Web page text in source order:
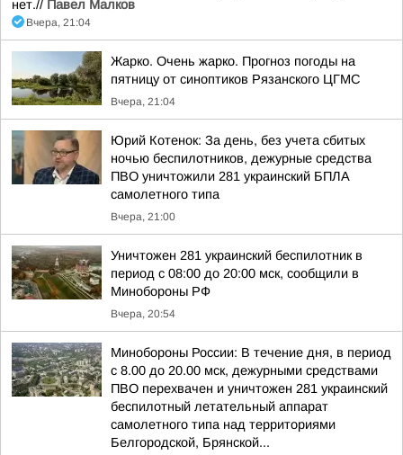
нет.// Павел Малков
Вчера, 21:04
Жарко. Очень жарко. Прогноз погоды на
пятницу от синоптиков Рязанского ЦГМС
Вчера, 21:04
Юрий Котенок: За день, без учета сбитых
ночью беспилотников, дежурные средства
ПВО уничтожили 281 украинский БПЛА
самолетного типа
Вчера, 21:00
Уничтожен 281 украинский беспилотник в
период с 08:00 до 20:00 мск, сообщили в
Минобороны РФ
Вчера, 20:54
Минобороны России: В течение дня, в период
с 8.00 до 20.00 мск, дежурными средствами
ПВО перехвачен и уничтожен 281 украинский
беспилотный летательный аппарат
самолетного типа над территориями
Белгородской, Брянской...